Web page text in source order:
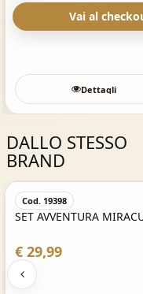
Vai al
Dettagli
DALLO STESSO
BRAND
Cod. 19398
SET AVVENTURA
€ 29,99